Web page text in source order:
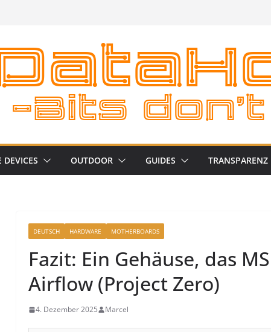
DEVICES OUTDOOR GUIDES TRANSPARENZ
DEUTSCH HARDWARE MOTHERBOARDS
Fazit: Ein Gehäuse, das
Airflow (Project Zero)
4. Dezember 2025 Marcel